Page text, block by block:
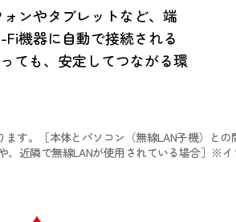
ンやタブレットなど、端
機器に自動で接続される
ても、安定してつながる環
す。［本体とパソコン（無線LAN子機）との
、近隣で無線LANが使用されている場合］※